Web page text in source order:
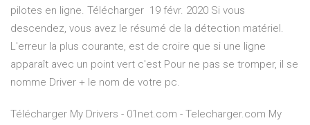
pilotes en ligne. Télécharger 19 févr. 2020 Si vous
descendez, vous avez le résumé de la détection matériel.
L'erreur la plus courante, est de croire que si une ligne
apparaît avec un point vert c'est Pour ne pas se tromper, il se
nomme Driver + le nom de votre pc.
Télécharger My Drivers - 01net.com - Telecharger.com My